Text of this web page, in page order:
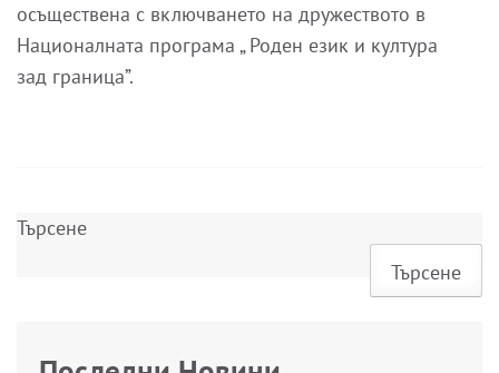
осъществена с включването на дружеството в
Националната програма „ Роден език и култура
зад граница”.
Търсене
Търсене